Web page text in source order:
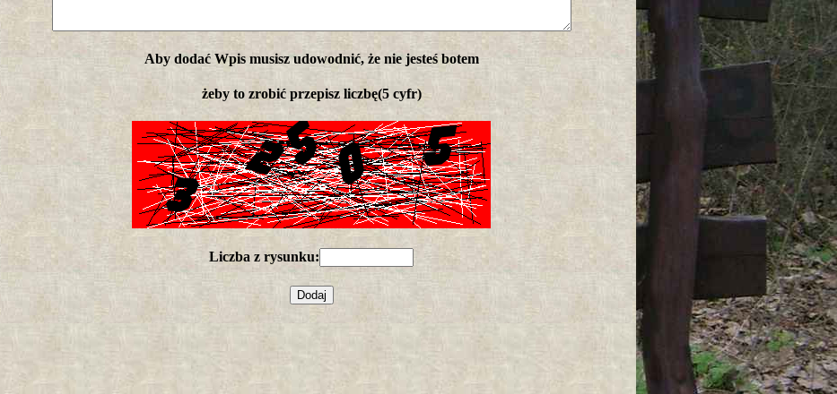
Aby dodać Wpis musisz udowodnić, że nie jesteś botem
żeby to zrobić przepisz liczbę(5 cyfr)
Liczba z rysunku: